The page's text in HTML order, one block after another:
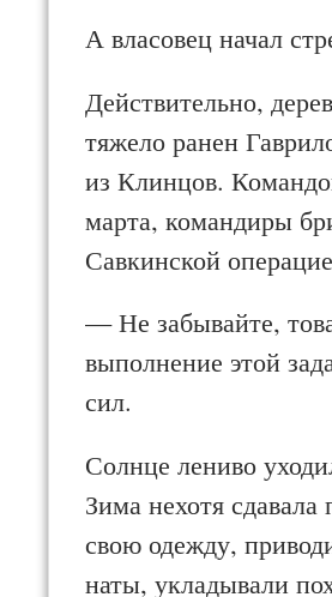
А власовец начал
Действительно,
тяжело ранен
из Клинцов.
марта, командиры
Савкинской
— Не забывайте,
выполнение этой
сил.
Солнце лениво
Зима нехотя
свою одежду,
наты, укладывали